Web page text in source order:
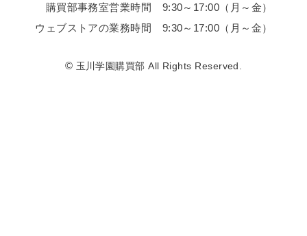
購買部事務室営業時間 9:30～17:00（月～金）
ウェブストアの業務時間 9:30～17:00（月～金）
© 玉川学園購買部 All Rights Reserved.